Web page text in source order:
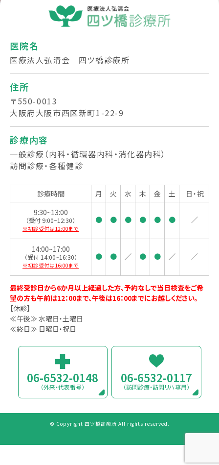
医院名
医療法人弘清会 四ツ橋診療所
住所
〒550-0013
大阪府大阪市西区新町1-22-9
診療内容
一般診療 （内科・循環器内科・消化器内科）
訪問診療・各種健診
診療時間 月 火 水 木 金 土
日・祝
9:30~13:00
（受付 9:00~12:30）
※初診受付は12:00まで
● ● ● ● ● ● ／
14:00~17:00
（受付 14:00~16:30）
※初診受付は16:00まで
● ● ／ ● ● ／ ／
最終受診日から6か月以上経過した方、予約なしで当日検査をご希
望の方も午前は12：00まで、午後は16：00までにお越しください。
【休診】
≪午後≫ 水曜日・土曜日
≪終日≫ 日曜日・祝日
06-6532-0148
（外来・代表番号）
06-6532-0117
（訪問診療・訪問リハ専用）
© Copyright 四ツ橋診療所 All rights reserved.